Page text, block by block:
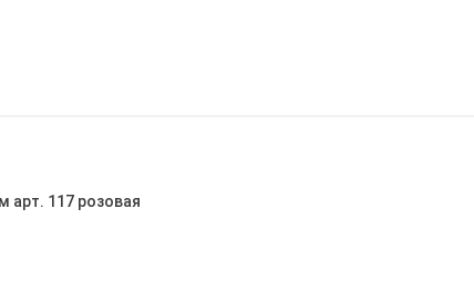
арт. 117 розовая